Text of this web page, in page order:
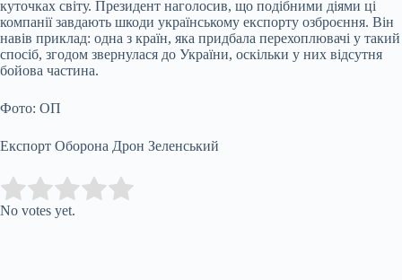
куточках світу. Президент наголосив, що подібними діями ці
компанії завдають шкоди українському експорту озброєння. Він
навів приклад: одна з країн, яка придбала перехоплювачі у такий
спосіб, згодом звернулася до України, оскільки у них відсутня
бойова частина.
Фото: ОП
Експорт Оборона Дрон Зеленський
Rate this item:
No votes yet.